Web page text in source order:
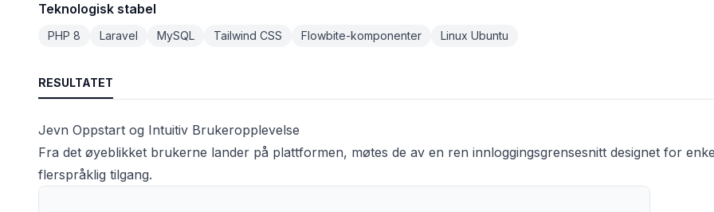
Teknologisk stabel
PHP 8 Laravel MySQL Tailwind CSS Flowbite-komponenter Linux Ubuntu
RESULTATET
Jevn Oppstart og Intuitiv Brukeropplevelse
Fra det øyeblikket brukerne lander på plattformen, møtes de av en ren innloggingsgrensesnitt designet for
flerspråklig tilgang.